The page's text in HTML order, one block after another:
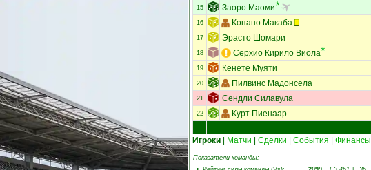
15 Заоро Маоми
16 Копано Макаба
17 Эрасто Шомари
18 Серхио Кирило Виола
19 Кенете Муяти
20 Пилвинс Мадонсела
21 Сендли Силавула
22 Курт Пиенаар
Игроки
Матчи Сделки События Финансы
Показатели команды: